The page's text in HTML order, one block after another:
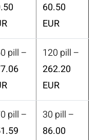
60.50
EUR
pill –
120 pill –
262.20
EUR
pill –
30 pill –
86.00